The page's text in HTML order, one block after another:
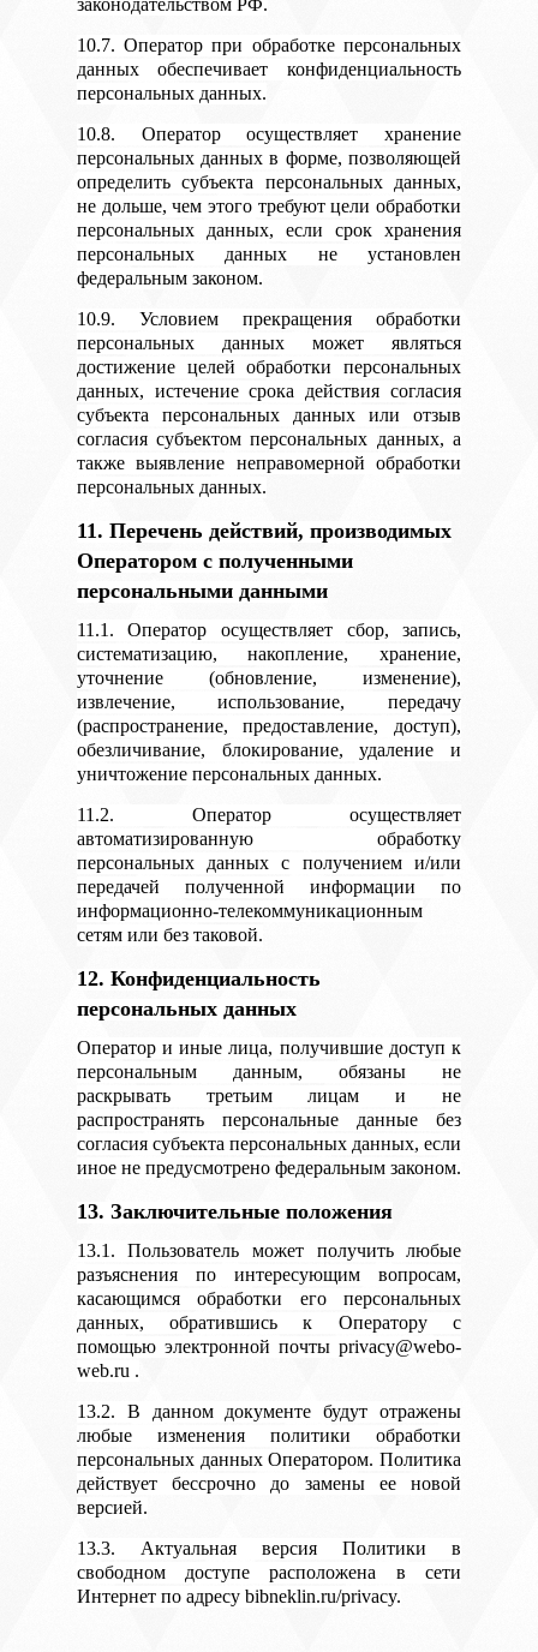
законодательством РФ.
10.7. Оператор при обработке персональных
данных обеспечивает конфиденциальность
персональных данных.
10.8. Оператор осуществляет хранение
персональных данных в форме, позволяющей
определить субъекта персональных данных,
не дольше, чем этого требуют цели обработки
персональных данных, если срок хранения
персональных данных не установлен
федеральным законом.
10.9. Условием прекращения обработки
персональных данных может являться
достижение целей обработки персональных
данных, истечение срока действия согласия
субъекта персональных данных или отзыв
согласия субъектом персональных данных, а
также выявление неправомерной обработки
персональных данных.
11. Перечень действий, производимых
Оператором с полученными
персональными данными
11.1. Оператор осуществляет сбор, запись,
систематизацию, накопление, хранение,
уточнение (обновление, изменение),
извлечение, использование, передачу
(распространение, предоставление, доступ),
обезличивание, блокирование, удаление и
уничтожение персональных данных.
11.2. Оператор осуществляет
автоматизированную обработку
персональных данных с получением и/или
передачей полученной информации по
информационно-телекоммуникационным
сетям или без таковой.
12. Конфиденциальность
персональных данных
Оператор и иные лица, получившие доступ к
персональным данным, обязаны не
раскрывать третьим лицам и не
распространять персональные данные без
согласия субъекта персональных данных, если
иное не предусмотрено федеральным законом.
13. Заключительные положения
13.1. Пользователь может получить любые
разъяснения по интересующим вопросам,
касающимся обработки его персональных
данных, обратившись к Оператору с
помощью электронной почты privacy@webo-
web.ru .
13.2. В данном документе будут отражены
любые изменения политики обработки
персональных данных Оператором. Политика
действует бессрочно до замены ее новой
версией.
13.3. Актуальная версия Политики в
свободном доступе расположена в сети
Интернет по адресу bibneklin.ru/privacy.